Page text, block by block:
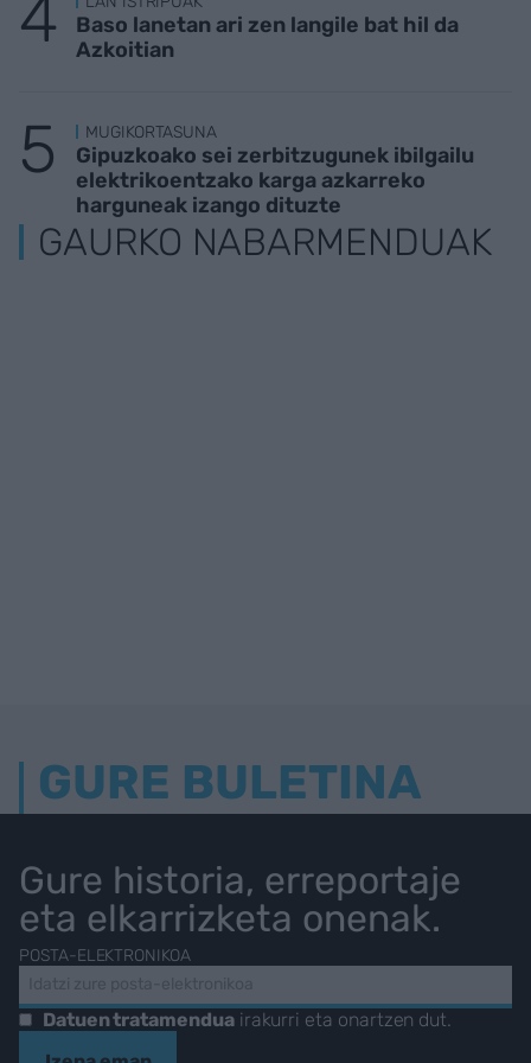
Baso lanetan ari zen langile bat hil da
Azkoitian
MUGIKORTASUNA
Gipuzkoako sei zerbitzugunek ibilgailu
elektrikoentzako karga azkarreko
harguneak izango dituzte
GAURKO NABARMENDUAK
GURE BULETINA
Gure historia, erreportaje
eta elkarrizketa onenak.
POSTA-ELEKTRONIKOA
Datuen tratamenduairakurri eta onartzen dut.